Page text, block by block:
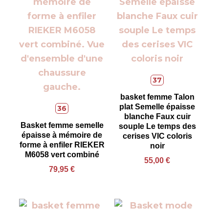
36
Basket femme semelle
épaisse à mémoire de
forme à enfiler RIEKER
M6058 vert combiné
79,95 €
37
basket femme Talon
plat Semelle épaisse
blanche Faux cuir
souple Le temps des
cerises VIC coloris
noir
55,00 €